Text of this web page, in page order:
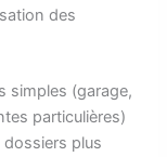
des
simples (garage,
particulières)
plus